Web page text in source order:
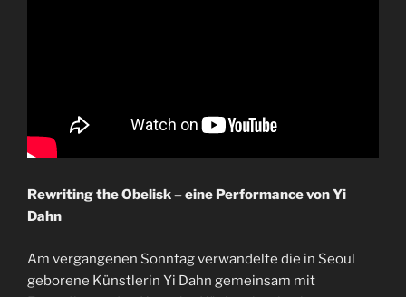
Rewriting the Obelisk – eine Performance von Yi
Dahn
Am vergangenen Sonntag verwandelte die in Seoul
geborene Künstlerin Yi Dahn gemeinsam mit